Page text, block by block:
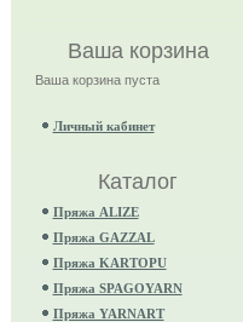
Ваша корзина
Ваша корзина пуста
Личный кабинет
Каталог
Пряжа ALIZE
Пряжа GAZZAL
Пряжа KARTOPU
Пряжа SPAGOYARN
Пряжа YARNART